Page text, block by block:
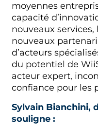
moyennes
capacité
nouveaux
nouveaux
d’acteurs
du potentiel de
acteur expert,
confiance pour les
Sylvain Bianchini,
souligne :